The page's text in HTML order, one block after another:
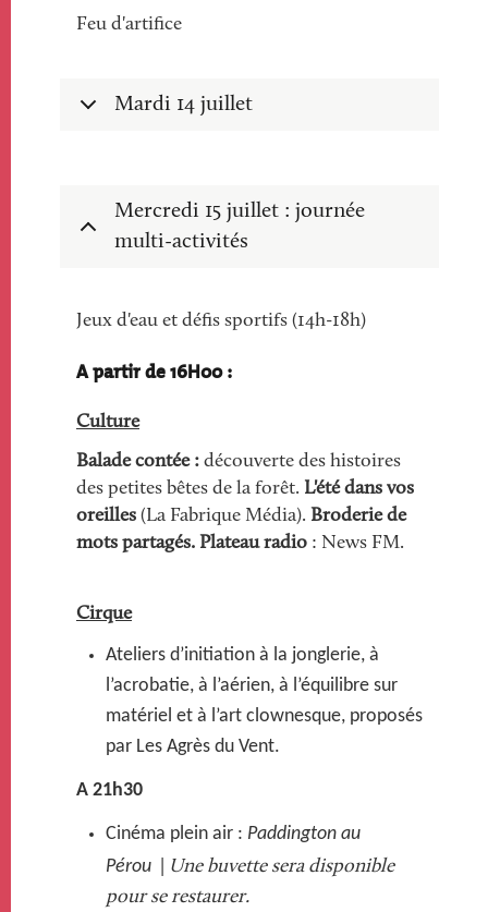
Feu d'artifice
Mardi 14 juillet
Mercredi 15 juillet : journée
multi-activités
Jeux d'eau et défis sportifs (14h-18h)
A partir de 16H00 :
Culture
Balade contée : découverte des histoires
des petites bêtes de la forêt. L'été dans vos
oreilles (La Fabrique Média). Broderie de
mots partagés. Plateau radio : News FM.
Cirque
Ateliers d’initiation à la jonglerie, à
l’acrobatie, à l’aérien, à l’équilibre sur
matériel et à l’art clownesque, proposés
par Les Agrès du Vent.
A 21h30
Cinéma plein air : Paddington au
Pérou
Une buvette sera disponible
pour se restaurer.